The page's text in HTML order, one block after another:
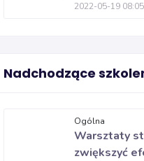
2022-05-19 08:05
Nadchodzące
Ogólna
Warsztaty
zwiększyć